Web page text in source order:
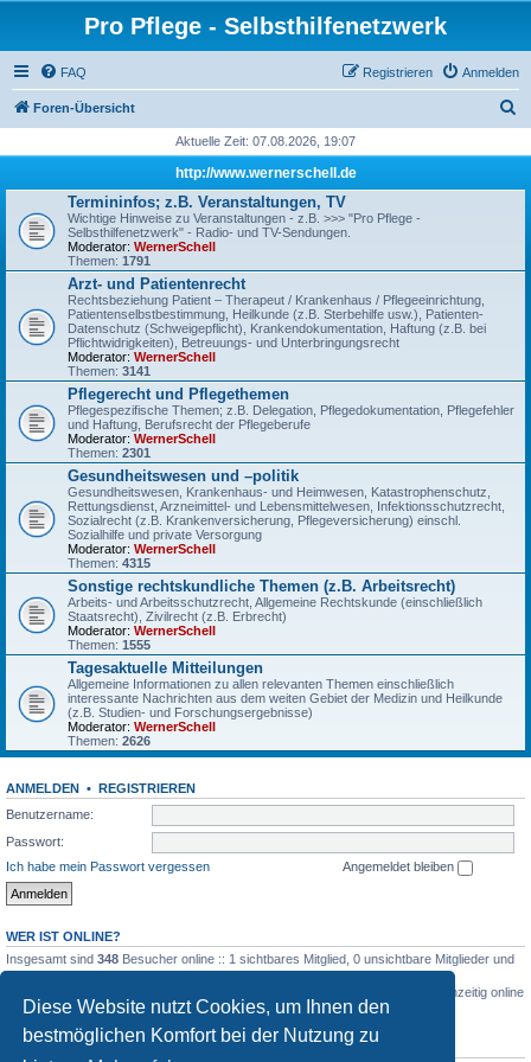
Diese Website nutzt Cookies, um Ihnen den
bestmöglichen Komfort bei der Nutzung zu
Pro Pflege - Selbsthilfenetzwerk
FAQ Anmelden
Registrieren
Foren-Übersicht
h
Aktuelle Zeit: 07.08.2026, 19:07
http://www.wernerschell.de
Termininfos; z.B. Veranstaltungen, TV
Wichtige Hinweise zu Veranstaltungen - z.B. >>> "Pro Pflege -
Selbsthilfenetzwerk" - Radio- und TV-Sendungen.
Moderator: WernerSchell
Themen: 1791
Arzt- und Patientenrecht
Rechtsbeziehung Patient – Therapeut / Krankenhaus / Pflegeeinrichtung,
Patientenselbstbestimmung, Heilkunde (z.B. Sterbehilfe usw.), Patienten-
Datenschutz (Schweigepflicht), Krankendokumentation, Haftung (z.B. bei
Pflichtwidrigkeiten), Betreuungs- und Unterbringungsrecht
Moderator: WernerSchell
Themen: 3141
Pflegerecht und Pflegethemen
Pflegespezifische Themen; z.B. Delegation, Pflegedokumentation, Pflegefehler
und Haftung, Berufsrecht der Pflegeberufe
Moderator: WernerSchell
Themen: 2301
Gesundheitswesen und –politik
Gesundheitswesen, Krankenhaus- und Heimwesen, Katastrophenschutz,
Rettungsdienst, Arzneimittel- und Lebensmittelwesen, Infektionsschutzrecht,
Sozialrecht (z.B. Krankenversicherung, Pflegeversicherung) einschl.
Sozialhilfe und private Versorgung
Moderator: WernerSchell
Themen: 4315
Sonstige rechtskundliche Themen (z.B. Arbeitsrecht)
Arbeits- und Arbeitsschutzrecht, Allgemeine Rechtskunde (einschließlich
Staatsrecht), Zivilrecht (z.B. Erbrecht)
Moderator: WernerSchell
Themen: 1555
Tagesaktuelle Mitteilungen
Allgemeine Informationen zu allen relevanten Themen einschließlich
interessante Nachrichten aus dem weiten Gebiet der Medizin und Heilkunde
(z.B. Studien- und Forschungsergebnisse)
Moderator: WernerSchell
Themen: 2626
ANMELDEN • REGISTRIEREN
Benutzername:
Passwort:
Ich habe mein Passwort vergessen
Angemeldet bleiben
WER IST ONLINE?
Insgesamt sind 348 Besucher online :: 1 sichtbares Mitglied, 0 unsichtbare Mitglieder und
347 Gäste (basierend auf den aktiven Besuchern der letzten 5 Minuten)
Besuchern, die am 03.03.2026, 04:26 gleichzeitig online
waren.